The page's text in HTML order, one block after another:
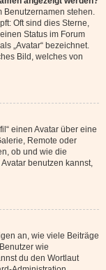
Benutzernamen stehen.
Oft sind dies Sterne,
Status im Forum
„Avatar“ bezeichnet.
Bild, welches von
einen Avatar über eine
Remote oder
ob und wie die
benutzen kannst,
an, wie viele Beiträge
wie
du den Wortlaut